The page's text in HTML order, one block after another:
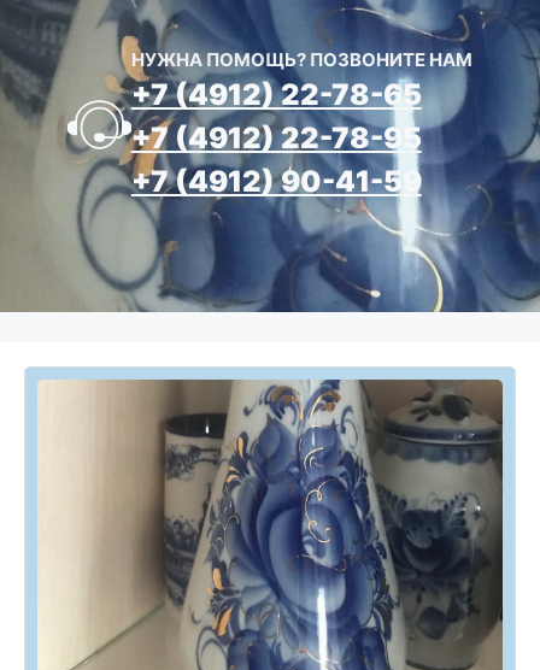
НУЖНА ПОМОЩЬ? ПОЗВОНИТЕ НАМ
+7 (4912) 22-78-65
+7 (4912) 22-78-95
+7 (4912) 90-41-59